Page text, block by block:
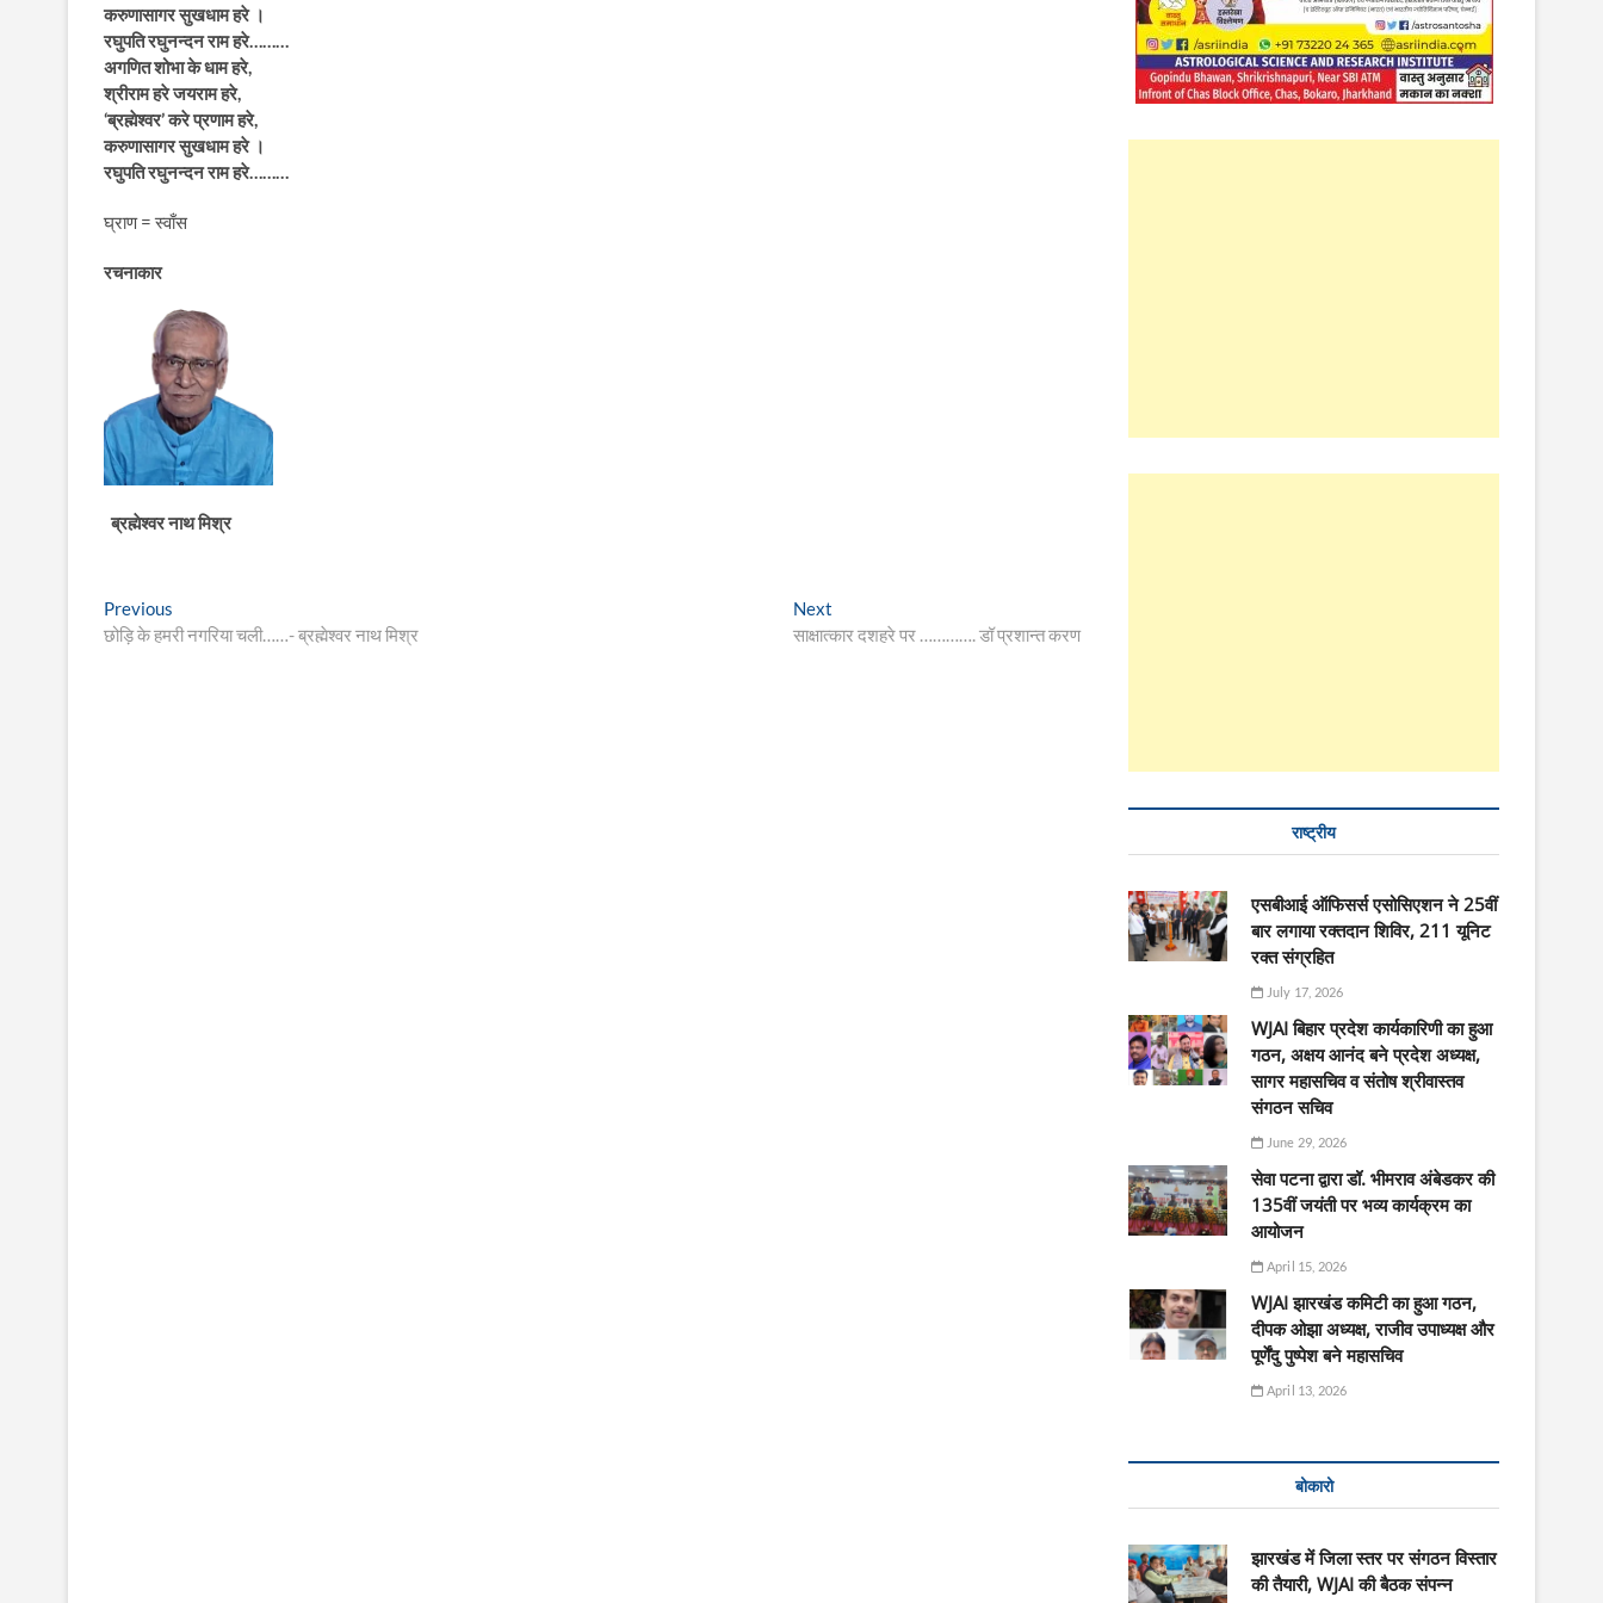
करुणासागर सुखधाम हरे ।
रघुपति रघुनन्दन राम हरे………
अगणित शोभा के धाम हरे,
श्रीराम हरे जयराम हरे,
‘ब्रह्मेश्वर’ करे प्रणाम हरे,
करुणासागर सुखधाम हरे ।
रघुपति रघुनन्दन राम हरे………
घ्राण = स्वाँस
रचनाकार
ब्रह्मेश्वर नाथ मिश्र
Post
navigation
Previous
post:
छोड़ि के हमरी नगरिया चली……- ब्रह्मेश्वर नाथ मिश्र
Next
post:
साक्षात्कार दशहरे पर …………. डॉ प्रशान्त करण
राष्ट्रीय
एसबीआई ऑफिसर्स एसोसिएशन ने 25वीं
बार लगाया रक्तदान शिविर, 211 यूनिट
रक्त संग्रहित
July 17, 2026
WJAI बिहार प्रदेश कार्यकारिणी का हुआ
गठन, अक्षय आनंद बने प्रदेश अध्यक्ष,
सागर महासचिव व संतोष श्रीवास्तव
संगठन सचिव
June 29, 2026
सेवा पटना द्वारा डॉ. भीमराव अंबेडकर की
135वीं जयंती पर भव्य कार्यक्रम का
आयोजन
April 15, 2026
WJAI झारखंड कमिटी का हुआ गठन,
दीपक ओझा अध्यक्ष, राजीव उपाध्यक्ष और
पूर्णेंदु पुष्पेश बने महासचिव
April 13, 2026
बोकारो
झारखंड में जिला स्तर पर संगठन विस्तार
की तैयारी, WJAI की बैठक संपन्न